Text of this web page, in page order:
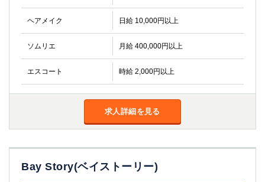
ヘアメイク 日給 10,000円以上
ソムリエ 月給 400,000円以上
エスコート 時給 2,000円以上
求人詳細を見る
Bay Story(ベイストーリー)